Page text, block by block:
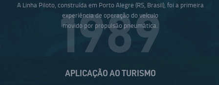
A Linha Piloto, construída em Porto Alegre (RS, Brasil), foi a primeira
experiência de operação do veículo
movido por propulsão pneumática.
1989
APLICAÇÃO AO TURISMO